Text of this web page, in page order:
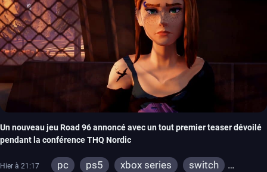
Un nouveau jeu Road 96 annoncé avec un tout premier teaser dévoilé
pendant la conférence THQ Nordic
Hier à 21:17 pc ps5 xbox series
switch